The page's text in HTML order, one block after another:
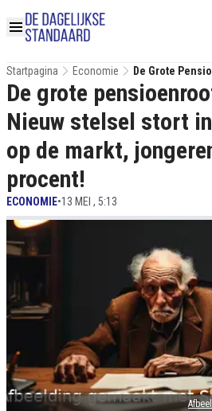
Startpagina Economie
De Grote
Stelsel Stort In
Jongeren
De grote
Nieuw stelsel stort
op de markt,
procent!
ECONOMIE•13 MEI , 5:13